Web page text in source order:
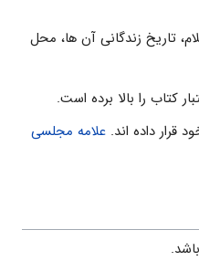
تاریخ زندگانی آن ها، محل
كتاب را بالا برده است.
قرار داده اند. علامه مجلسی